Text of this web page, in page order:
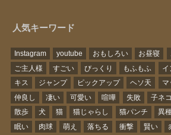
人気キーワード
Instagram youtube おもしろい お昼寝
ご主人様
すごい びっくり もふもふ イ
キス
ジャンプ ピックアップ ヘソ天 マ
仲良し
凄い 可愛い 喧嘩 失敗 子ネコ
散歩
犬 猫 猫じゃらし 猫パンチ 異
眠い
肉球 萌え 落ちる 衝撃 賢い